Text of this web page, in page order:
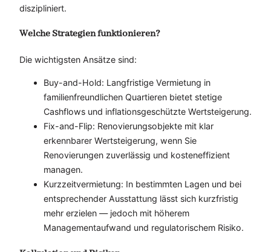
diszipliniert.
Welche Strategien funktionieren?
Die wichtigsten Ansätze sind:
Buy-and-Hold: Langfristige Vermietung in
familienfreundlichen Quartieren bietet stetige
Cashflows und inflationsgeschützte Wertsteigerung.
Fix-and-Flip: Renovierungsobjekte mit klar
erkennbarer Wertsteigerung, wenn Sie
Renovierungen zuverlässig und kosteneffizient
managen.
Kurzzeitvermietung: In bestimmten Lagen und bei
entsprechender Ausstattung lässt sich kurzfristig
mehr erzielen — jedoch mit höherem
Managementaufwand und regulatorischem Risiko.